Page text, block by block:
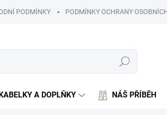
PODMÍNKY PODMÍNKY OCHRANY
Hledat
A DOPLŇKY NÁŠ PŘÍBĚH